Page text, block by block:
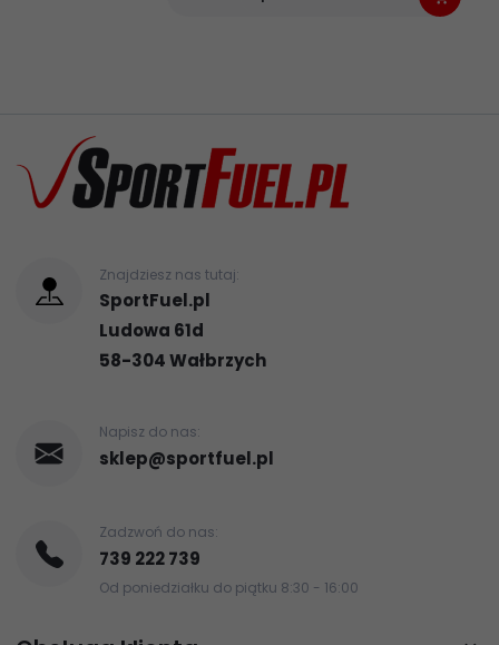
Znajdziesz nas tutaj:
SportFuel.pl
Ludowa 61d
58-304Wałbrzych
Napisz do nas:
sklep@sportfuel.pl
Zadzwoń do nas:
739 222 739
Od poniedziałku do piątku 8:30 - 16:00